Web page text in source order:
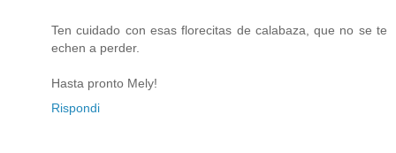
Ten cuidado con esas florecitas de calabaza, que no se te
echen a perder.
Hasta pronto Mely!
Rispondi